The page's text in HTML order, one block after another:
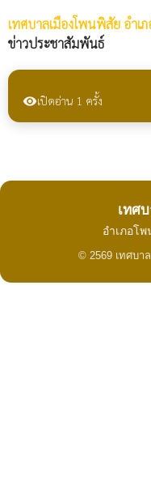
เทศบาลเมืองโพนพิสัย อำเ
ข่าวประชาสัมพันธ์
visibilityเปิดอ่าน 1 ครั้ง
เทศ
อำเภอโ
© 2569 เทศบา